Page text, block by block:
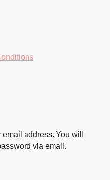
address. You will
via email.